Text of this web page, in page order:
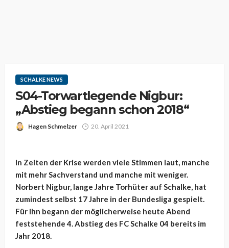
SCHALKE NEWS
S04-Torwartlegende Nigbur:
„Abstieg begann schon 2018“
Hagen Schmelzer 20. April 2021
In Zeiten der Krise werden viele Stimmen laut, manche
mit mehr Sachverstand und manche mit weniger.
Norbert Nigbur, lange Jahre Torhüter auf Schalke, hat
zumindest selbst 17 Jahre in der Bundesliga gespielt.
Für ihn begann der möglicherweise heute Abend
feststehende 4. Abstieg des FC Schalke 04 bereits im
Jahr 2018.